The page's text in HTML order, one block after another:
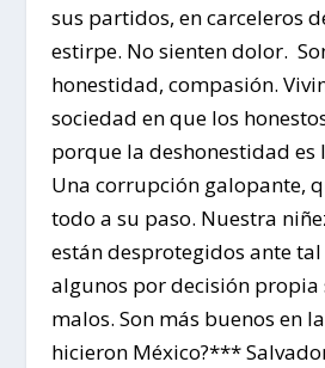
sus partidos, en carceleros
estirpe. No sienten dolor.
honestidad, compasión.
sociedad en que los
porque la deshonestidad es
Una corrupción galopante,
todo a su paso. Nuestra
están desprotegidos ante
algunos por decisión propia
malos. Son más buenos en
hicieron México?***